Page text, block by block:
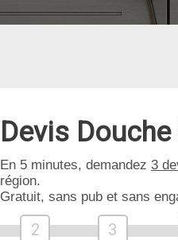
Devis
En 5 minutes, demandez 3
région.
Gratuit, sans pub et sans
2 3